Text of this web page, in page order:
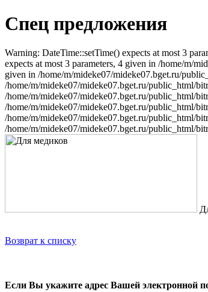
Спец предложения
Warning: DateTime::setTime() expects at most 3
expects at most 3 parameters, 4 given in /home/m/
given in /home/m/mideke07/mideke07.bget.ru/
/home/m/mideke07/mideke07.bget.ru/public_html/
/home/m/mideke07/mideke07.bget.ru/public_html/
/home/m/mideke07/mideke07.bget.ru/public_html/
/home/m/mideke07/mideke07.bget.ru/public_html/
/home/m/mideke07/mideke07.bget.ru/public_html/
Возврат к списку
Если Вы укажите адрес Вашей электронной